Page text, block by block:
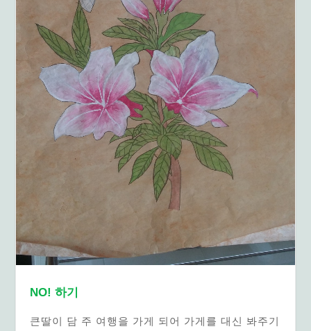
NO! 하기
큰딸이 담 주 여행을 가게 되어 가게를 대신 봐주기